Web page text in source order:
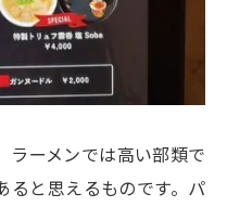
ーメンでは高い部類で
ると思えるものです。パ